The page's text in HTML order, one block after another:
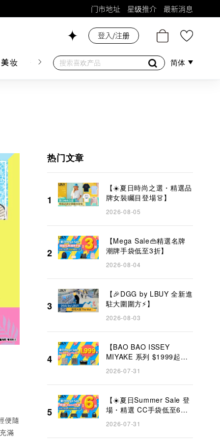
门市地址 星级推介 最新消息
妆 香水香薰 个人护理 母婴护理 游戏及精品
登入/注册
简体
热门文章
1
【☀️夏日時尚之選・精選品
牌女裝矚目登場👗】
2026-08-05
2
【Mega Sale👜精選名牌
潮牌手袋低至3折】
2026-08-04
3
【🎉DGG by LBUY 全新進
駐大圍圍方⚡】
2026-08-03
4
【BAO BAO ISSEY
MIYAKE 系列 $1999起
✨】
2026-07-31
5
【☀️夏日Summer Sale 登
場・精選 CC手袋低至6折
👜】
2026-07-31
便隨
滿